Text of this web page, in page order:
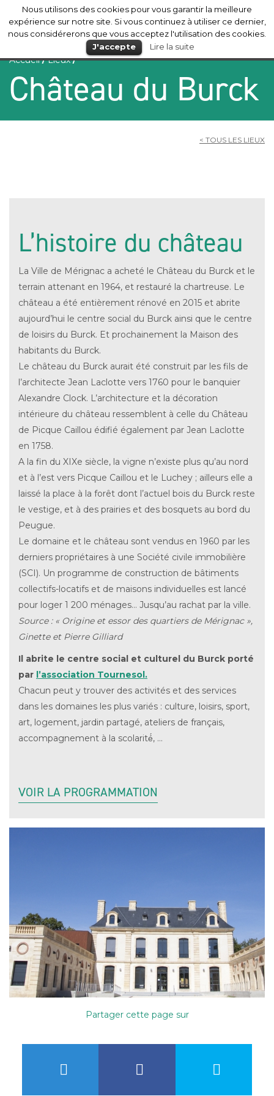
Mérignac
Accueil/Lieux/
Château du Burck
< TOUS LES LIEUX
L’histoire du château
La Ville de Mérignac a acheté le Château du Burck et le
terrain attenant en 1964, et restauré la chartreuse. Le
château a été entièrement rénové en 2015 et abrite
aujourd’hui le centre social du Burck ainsi que le centre
de loisirs du Burck. Et prochainement la Maison des
habitants du Burck.
Le château du Burck aurait été construit par les fils de
l’architecte Jean Laclotte vers 1760 pour le banquier
Alexandre Clock. L’architecture et la décoration
intérieure du château ressemblent à celle du Château
de Picque Caillou édifié également par Jean Laclotte
en 1758.
A la fin du XIXe siècle, la vigne n’existe plus qu’au nord
et à l’est vers Picque Caillou et le Luchey ; ailleurs elle a
laissé la place à la forêt dont l’actuel bois du Burck reste
le vestige, et à des prairies et des bosquets au bord du
Peugue.
Le domaine et le château sont vendus en 1960 par les
derniers propriétaires à une Société civile immobilière
(SCI). Un programme de construction de bâtiments
collectifs-locatifs et de maisons individuelles est lancé
pour loger 1 200 ménages… Jusqu’au rachat par la ville.
Source : « Origine et essor des quartiers de Mérignac »,
Ginette et Pierre Gilliard
Il abrite le centre social et culturel du Burck porté
par l’association Tournesol.
Chacun peut y trouver des activités et des services
dans les domaines les plus variés : culture, loisirs, sport,
art, logement, jardin partagé, ateliers de français,
accompagnement à la scolarité́, …
VOIR LA PROGRAMMATION
Partager cette page sur
Nous utilisons des cookies pour vous garantir la meilleure
expérience sur notre site. Si vous continuez à utiliser ce dernier,
nous considérerons que vous acceptez l'utilisation des cookies.
J'accepte
Lire la suite